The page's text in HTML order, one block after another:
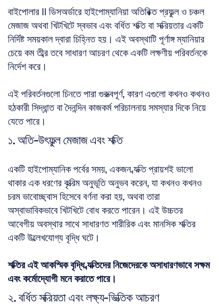
বাইপোলার II ডিসঅর্ডারে হাইপোম্যানিয়া অতিরিক্ত প্রফুল্ল ও চঞ্চল
মেজাজ অথবা খিটখিটে স্বভাব এবং বর্ধিত শক্তি বা সক্রিয়তার একটি
নির্দিষ্ট সময়কাল দ্বারা চিহ্নিত হয়। এই অবস্থাটি পূর্ণাঙ্গ ম্যানিয়ার
চেয়ে কম তীব্র তবে সাধারণ আচরণ থেকে একটি লক্ষণীয় পরিবর্তনকে
নির্দেশ করে।
এই পরিবর্তনগুলো চিনতে পারা গুরুত্বপূর্ণ, কারণ এগুলো কখনও কখনও
হঠকারী সিদ্ধান্ত বা দৈনন্দিন কাজকর্ম পরিচালনায় সমস্যার দিকে নিয়ে
যেতে পারে।
১. অতি-উৎফুল্ল মেজাজ এবং শক্তি
একটি হাইপোম্যানিক পর্বের সময়, একজন ব্যক্তি প্রায়শই ভালো
থাকার এক ধরণের কৃত্রিম অনুভূতি অনুভব করেন, যা কখনও কখনও
চরম ভাবোচ্ছ্বাস হিসেবে বর্ণনা করা হয়, অথবা তারা
অস্বাভাবিকভাবে খিটখিটে বোধ করতে পারেন। এই উচ্চতর
আবেগীয় অবস্থার সাথে সাধারণত শারীরিক এবং মানসিক শক্তির
একটি উল্লেখযোগ্য বৃদ্ধি ঘটে।
শক্তির এই আকস্মিক বৃদ্ধি ব্যক্তিদের নিজেদেরকে অসাধারণভাবে সক্ষম
এবং কর্মোদ্যোগী মনে করাতে পারে।
২. বর্ধিত সক্রিয়তা এবং লক্ষ্য-ভিত্তিক আচরণ